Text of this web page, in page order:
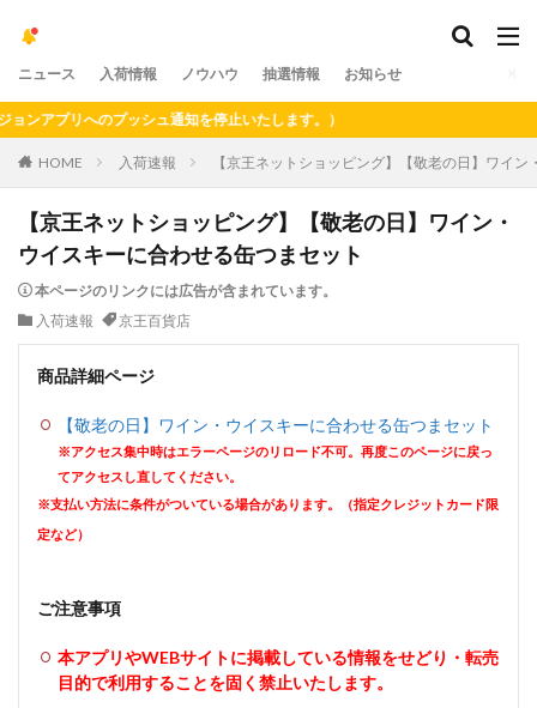
ニュース 入荷情報 ノウハウ 抽選情報 お知らせ
リへのプッシュ通知を停止いたします。）
HOME 入荷速報 【京王ネットショッピング】【敬老の日】ワイ
【京王ネットショッピング】【敬老の日】ワイン・
ウイスキーに合わせる缶つまセット
本ページのリンクには広告が含まれています。
入荷速報
京王百貨店
商品詳細ページ
【敬老の日】ワイン・ウイスキーに合わせる缶つまセット
※アクセス集中時はエラーページのリロード不可。再度このページに戻っ
てアクセスし直してください。
※支払い方法に条件がついている場合があります。（指定クレジットカード限
定など）
ご注意事項
本アプリやWEBサイトに掲載している情報をせどり・転売
目的で利用することを固く禁止いたします。